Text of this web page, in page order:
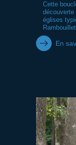
Cette
églises
En